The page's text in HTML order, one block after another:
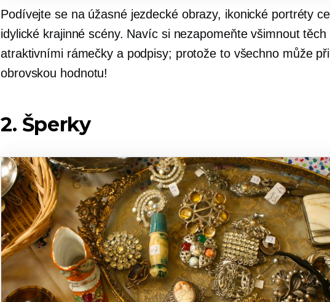
Podívejte se na úžasné jezdecké obrazy, ikonické portréty
idylické krajinné scény. Navíc si nezapomeňte všimnout těch
atraktivními rámečky a podpisy; protože to všechno může
obrovskou hodnotu!
2. Šperky